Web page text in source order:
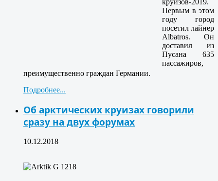
круизов-2019.
Первым в этом
году город
посетил лайнер
Albatros. Он
доставил из
Пусана 635
пассажиров,
преимущественно граждан Германии.
Подробнее...
Об арктических круизах говорили
сразу на двух форумах
10.12.2018